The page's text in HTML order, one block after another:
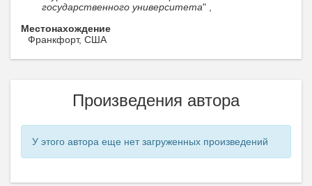
государственного университета" ,
Местонахождение
Франкфорт, США
Произведения автора
У этого автора еще нет загруженных произведений